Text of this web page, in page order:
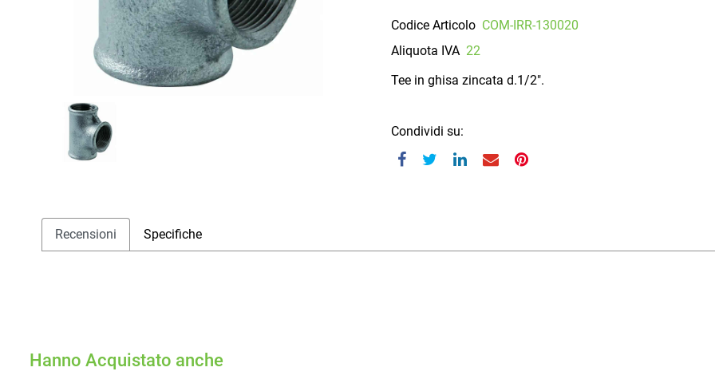
Codice Articolo COM-IRR-130020
Aliquota IVA 22
Tee in ghisa zincata d.1/2".
Condividi su:
Recensioni Specifiche
Hanno Acquistato anche